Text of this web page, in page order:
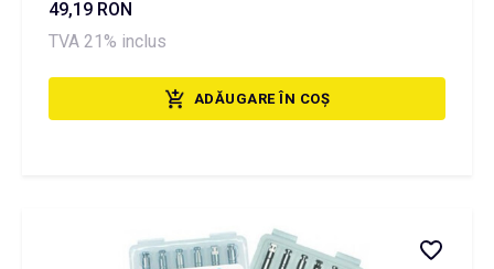
49,19 RON
TVA 21% inclus
ADĂUGARE ÎN COȘ